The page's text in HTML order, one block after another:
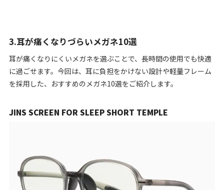
3.耳が痛くなりづらいメガネ10選
耳が痛くなりにくいメガネを選ぶことで、長時間の使用でも快適
に過ごせます。今回は、耳に負担をかけない設計や軽量フレーム
を採用した、おすすめのメガネ10選をご紹介します。
JINS SCREEN FOR SLEEP SHORT TEMPLE